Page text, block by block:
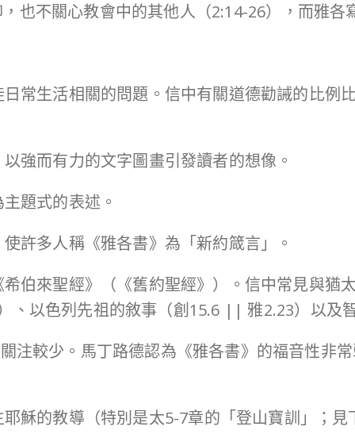
也不關心教會中的其他人（2:14-26），而雅
常生活相關的問題。信中有關道德勸誡的比例
強而有力的文字圖畫引發讀者的想像。
題式的表述。
許多人稱《雅各書》為「新約箴言」。
伯來聖經》（《舊約聖經》）。信中常見與猶
、以色列先祖的敘事（創15.6 || 雅2.23）以及
注較少。馬丁路德認為《雅各書》的福音性非
穌的教導（特別是太5-7章的「登山寶訓」；